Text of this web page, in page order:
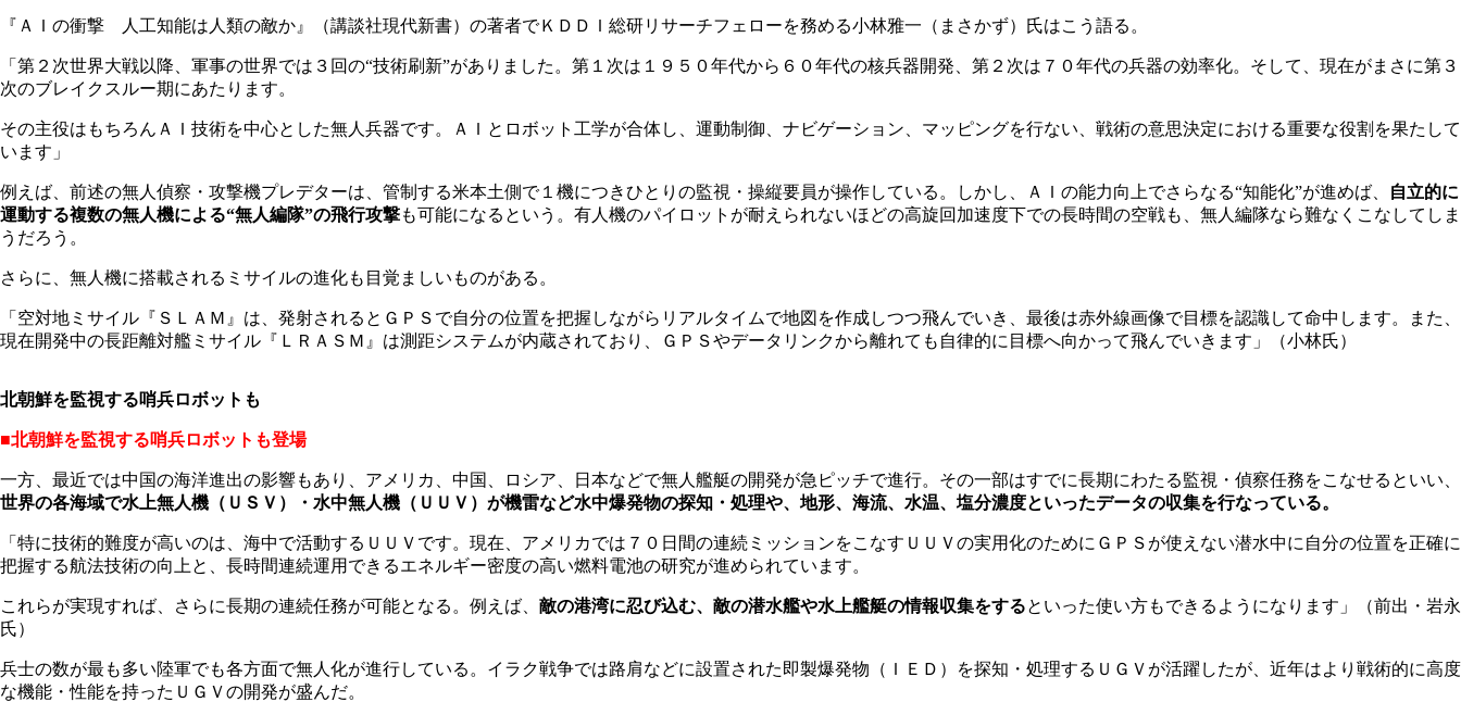
『ＡＩの衝撃 人工知能は人類の敵か』（講談社現代新書）の著者でＫＤＤＩ総研リサーチフェローを務める小林雅一（まさかず）氏はこう語る。
「第２次世界大戦以降、軍事の世界では３回の“技術刷新”がありました。第１次は１９５０年代から６０年代の核兵器開発、第２次は７０年代の兵器の効率化。そして、現在がまさに第３
次のブレイクスルー期にあたります。
その主役はもちろんＡＩ技術を中心とした無人兵器です。ＡＩとロボット工学が合体し、運動制御、ナビゲーション、マッピングを行ない、戦術の意思決定における重要な役割を果たして
います」
例えば、前述の無人偵察・攻撃機プレデターは、管制する米本土側で１機につきひとりの監視・操縦要員が操作している。しかし、ＡＩの能力向上でさらなる“知能化”が進めば、
自立的に
運動する複数の無人機による“無人編隊”の飛行攻撃も可能になるという。有人機のパイロットが耐えられないほどの高旋回加速度下での長時間の空戦も、無人編隊なら難なくこなしてしま
うだろう。
さらに、無人機に搭載されるミサイルの進化も目覚ましいものがある。
「空対地ミサイル『ＳＬＡＭ』は、発射されるとＧＰＳで自分の位置を把握しながらリアルタイムで地図を作成しつつ飛んでいき、最後は赤外線画像で目標を認識して命中します。また、
現在開発中の長距離対艦ミサイル『ＬＲＡＳＭ』は測距システムが内蔵されており、ＧＰＳやデータリンクから離れても自律的に目標へ向かって飛んでいきます」（小林氏）
北朝鮮を監視する哨兵ロボットも
■北朝鮮を監視する哨兵ロボットも登場
一方、最近では中国の海洋進出の影響もあり、アメリカ、中国、ロシア、日本などで無人艦艇の開発が急ピッチで進行。その一部はすでに長期にわたる監視・偵察任務をこなせるといい、
世界の各海域で水上無人機（ＵＳＶ）・水中無人機（ＵＵＶ）が機雷など水中爆発物の探知・処理や、地形、海流、水温、塩分濃度といったデータの収集を行なっている。
「特に技術的難度が高いのは、海中で活動するＵＵＶです。現在、アメリカでは７０日間の連続ミッションをこなすＵＵＶの実用化のためにＧＰＳが使えない潜水中に自分の位置を正確に
把握する航法技術の向上と、長時間連続運用できるエネルギー密度の高い燃料電池の研究が進められています。
これらが実現すれば、さらに長期の連続任務が可能となる。例えば、 敵の港湾に忍び込む、敵の潜水艦や水上艦艇の情報収集をするといった使い方もできるようになります」（前出・岩永
氏）
兵士の数が最も多い陸軍でも各方面で無人化が進行している。イラク戦争では路肩などに設置された即製爆発物（ＩＥＤ）を探知・処理するＵＧＶが活躍したが、近年はより戦術的に高度
な機能・性能を持ったＵＧＶの開発が盛んだ。